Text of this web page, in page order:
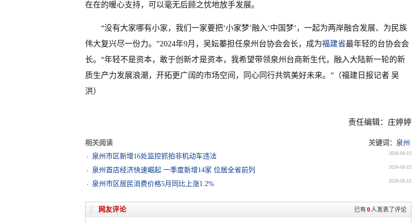
在在的暖心支持，可以毫无后顾之忧地放手发展。
“没有大家哪有小家，我们一家要把‘小家梦’融入‘中国梦’，一起为两岸融合发展、为民族
伟大复兴尽一份力。”2024年9月，吴妘蓁担任泉州台协会会长，成为福建省最年轻的台协会会
长。“年轻不是资本，敢于创新才是资本，我希望带领泉州台商新生代，融入大陆新一轮的新
质生产力发展浪潮，开拓更广阔的市场空间，同心同行共筑美好未来。”（福建日报记者 吴
洪）
责任编辑：庄婷婷
相关阅读 关键词： 泉州
泉州市区新增16处监控抓拍非机动车违法
2026-06-15
泉州首店经济快速崛起 一季度新增14家 位居全省前列 2026-06-15
泉州市区居民消费价格5月同比上涨1.2% 2026-06-15
已有0人发表了评论
网友评论